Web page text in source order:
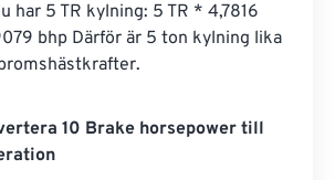
har 5 TR kylning: 5 TR * 4,7816
bhp Därför är 5 ton kylning lika
10 Brake horsepower till